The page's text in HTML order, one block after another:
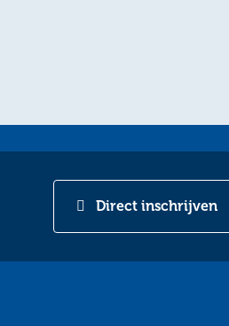
Direct inschrijven